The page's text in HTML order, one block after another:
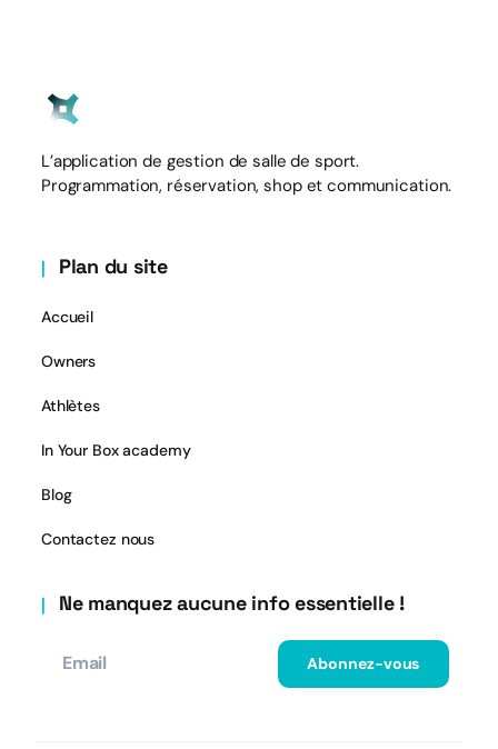
L’application de gestion de salle de sport.
Programmation, réservation, shop et communication.
Plan du site
Accueil
Owners
Athlètes
In Your Box academy
Blog
Contactez nous
Ne manquez aucune info essentielle !